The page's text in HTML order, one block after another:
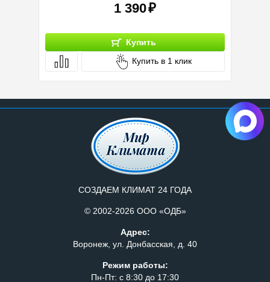
1 390
Купить
Купить в 1 клик
СОЗДАЕМ КЛИМАТ 24 ГОДА
© 2002-2026 ООО «ОДБ»
Адрес:
Воронеж, ул. Донбасская, д. 40
Режим работы:
Пн-Пт: с 8:30 до 17:30